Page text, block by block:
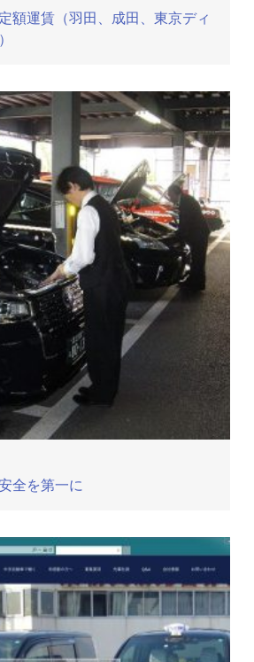
額運賃（羽田、成田、東京ディ
全を第一に